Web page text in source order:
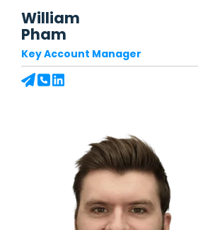
William
Pham
Key Account Manager